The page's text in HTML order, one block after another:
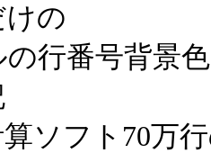
の
の行番号背景
算ソフト70万